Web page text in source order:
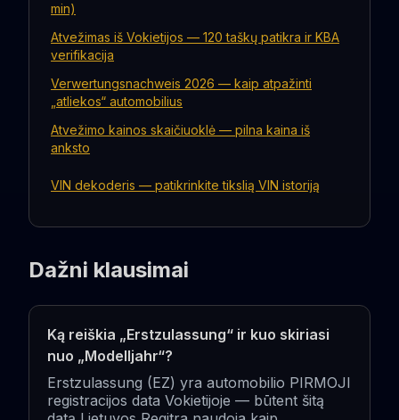
min)
Atvežimas iš Vokietijos — 120 taškų patikra ir KBA
verifikacija
Verwertungsnachweis 2026 — kaip atpažinti
„atliekos“ automobilius
Atvežimo kainos skaičiuoklė — pilna kaina iš
anksto
VIN dekoderis — patikrinkite tikslią VIN istoriją
Dažni klausimai
Ką reiškia „Erstzulassung“ ir kuo skiriasi
nuo „Modelljahr“?
Erstzulassung (EZ) yra automobilio PIRMOJI
registracijos data Vokietijoje — būtent šitą